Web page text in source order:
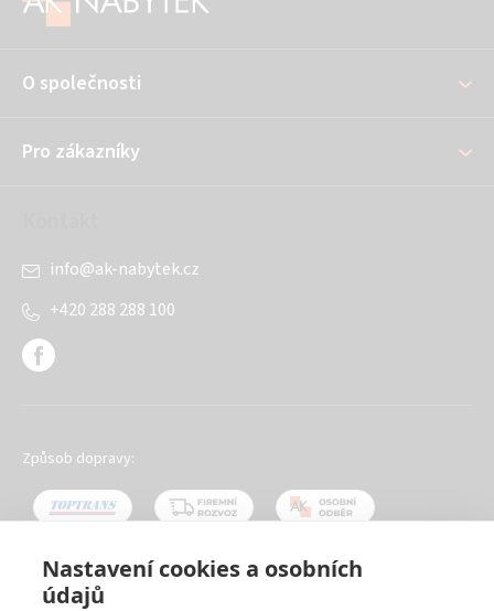
Nastavení cookies a osobních
údajů
O společnosti
Pro zákazníky
info@ak-nabytek.cz
+420 288 288 100
Způsob dopravy: